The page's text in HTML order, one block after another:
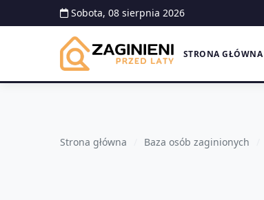
Sobota, 08 sierpnia 2026
STRONA GŁÓWNA
Strona główna Baza osób zaginionych